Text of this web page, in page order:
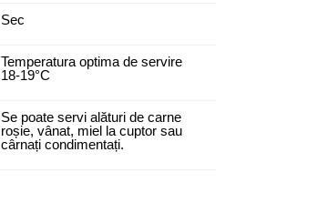
Sec
Temperatura optima de servire
18-19°C
Se poate servi alături de carne
roșie, vânat, miel la cuptor sau
cârnați condimentați.